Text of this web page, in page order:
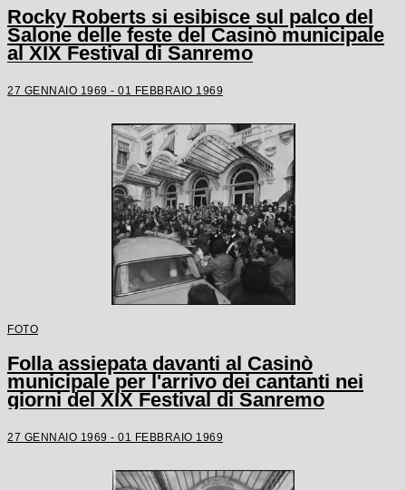
Rocky Roberts si esibisce sul palco del
Salone delle feste del Casinò municipale
al XIX Festival di Sanremo
27 GENNAIO 1969 - 01 FEBBRAIO 1969
FOTO
Folla assiepata davanti al Casinò
municipale per l'arrivo dei cantanti nei
giorni del XIX Festival di Sanremo
27 GENNAIO 1969 - 01 FEBBRAIO 1969